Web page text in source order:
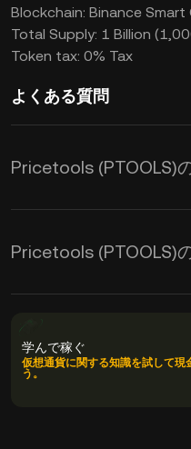
Blockchain: Binance Smart
Total Supply: 1 Billion
Token tax: 0% Tax
よくある質問
Pricetools (PTOOLS)
Pricetools (PTOOLS)
学んで稼ぐ
仮想通貨に関する知識を試して現
う。